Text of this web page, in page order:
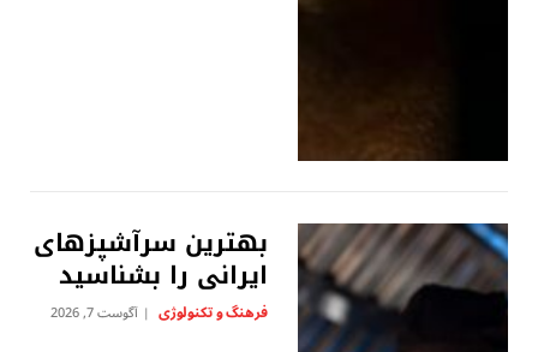
بهترین سرآشپزهای
ایرانی را بشناسید
فرهنگ و تکنولوژی آگوست 7, 2026